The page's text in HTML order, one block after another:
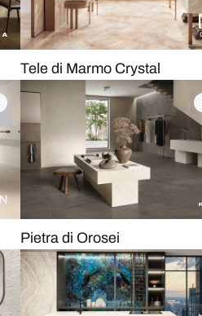
Tele di Marmo Crystal
Pietra di Orosei